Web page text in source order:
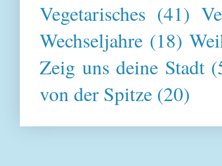
Vegetarisches (41)
Wechseljahre (18)
Zeig uns deine Stadt
von der Spitze (20)